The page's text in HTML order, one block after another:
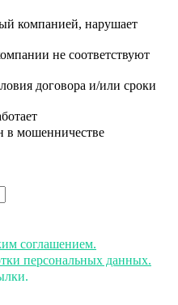
компанией, нарушает
не соответствуют
договора и/или сроки
в мошенничестве
соглашением.
персональных данных.